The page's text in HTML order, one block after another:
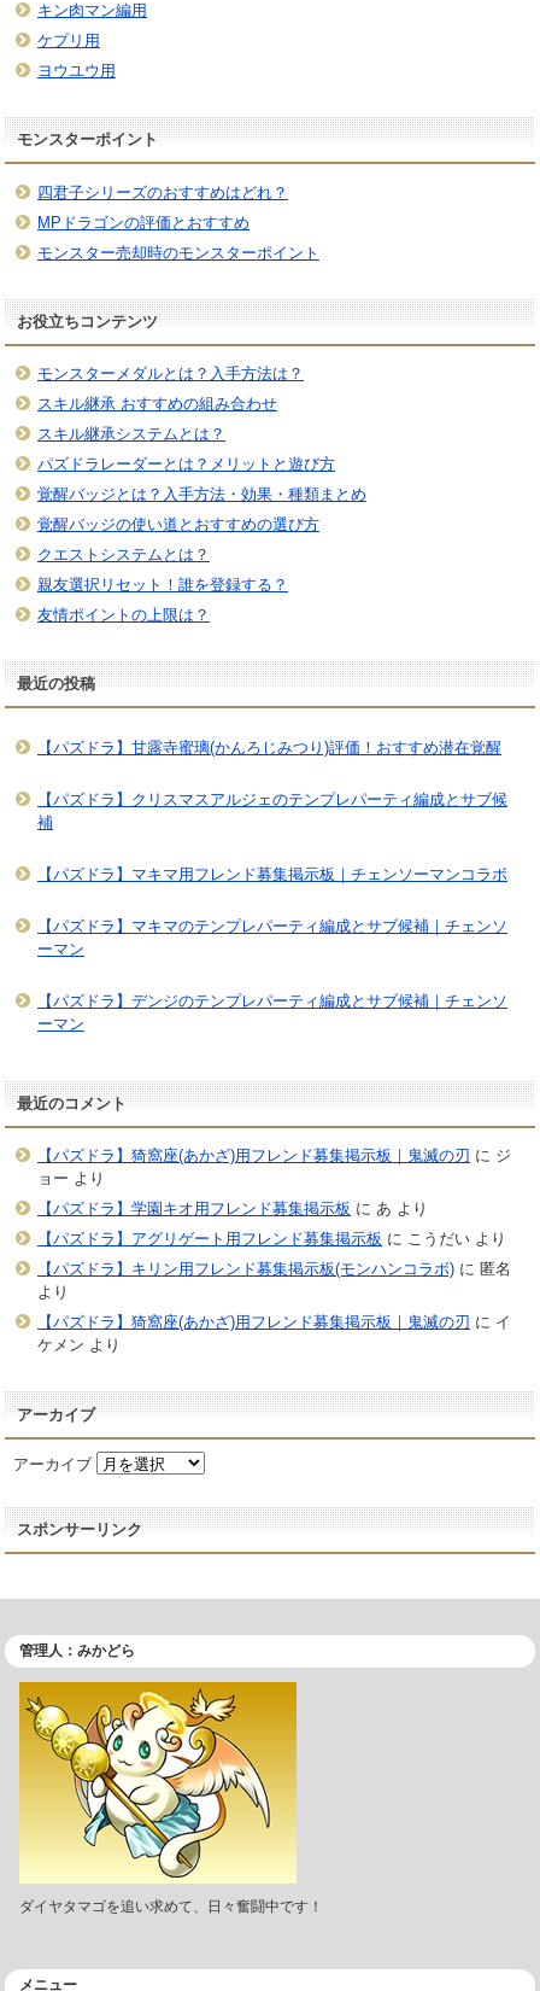
キン肉マン編用
ケプリ用
ヨウユウ用
モンスターポイント
四君子シリーズのおすすめはどれ？
MPドラゴンの評価とおすすめ
モンスター売却時のモンスターポイント
お役立ちコンテンツ
モンスターメダルとは？入手方法は？
スキル継承 おすすめの組み合わせ
スキル継承システムとは？
パズドラレーダーとは？メリットと遊び方
覚醒バッジとは？入手方法・効果・種類まとめ
覚醒バッジの使い道とおすすめの選び方
クエストシステムとは？
親友選択リセット！誰を登録する？
友情ポイントの上限は？
最近の投稿
【パズドラ】甘露寺蜜璃(かんろじみつり)評価！おすすめ潜在覚醒
【パズドラ】クリスマスアルジェのテンプレパーティ編成とサブ候
補
【パズドラ】マキマ用フレンド募集掲示板｜チェンソーマンコラボ
【パズドラ】マキマのテンプレパーティ編成とサブ候補｜チェンソ
ーマン
【パズドラ】デンジのテンプレパーティ編成とサブ候補｜チェンソ
ーマン
最近のコメント
【パズドラ】猗窩座(あかざ)用フレンド募集掲示板｜鬼滅の刃 に ジ
ョー より
【パズドラ】学園キオ用フレンド募集掲示板 に あ より
【パズドラ】アグリゲート用フレンド募集掲示板 に こうだいより
【パズドラ】キリン用フレンド募集掲示板(モンハンコラボ)に 匿名
より
【パズドラ】猗窩座(あかざ)用フレンド募集掲示板｜鬼滅の刃 に イ
ケメン より
アーカイブ
アーカイブ
スポンサーリンク
管理人：みかどら
ダイヤタマゴを追い求めて、日々奮闘中です！
メニュー